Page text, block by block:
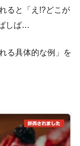
ると「え!?どこが
しば…
る具体的な例」を